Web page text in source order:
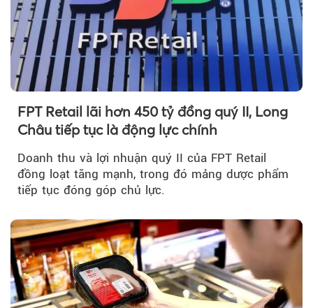
FPT Retail lãi hơn 450 tỷ đồng quý II, Long
Châu tiếp tục là động lực chính
Doanh thu và lợi nhuận quý II của FPT Retail
đồng loạt tăng mạnh, trong đó mảng dược phẩm
tiếp tục đóng góp chủ lực.